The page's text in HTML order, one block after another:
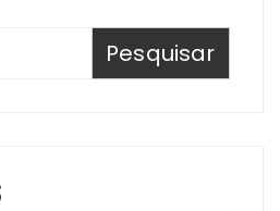
Pesquisar